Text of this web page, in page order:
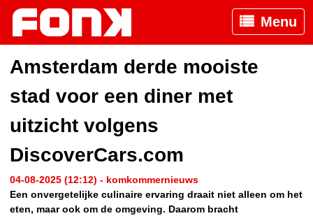
Menu
Amsterdam derde mooiste
stad voor een diner met
uitzicht volgens
DiscoverCars.com
04-08-2025 (12:12) - komkommernieuws
Een onvergetelijke culinaire ervaring draait niet alleen om het
eten, maar ook om de omgeving. Daarom bracht